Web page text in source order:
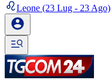
Leone (23 Lug - 23 Ago)